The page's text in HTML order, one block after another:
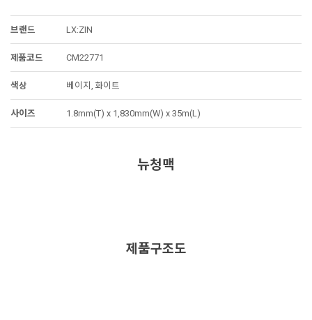
브랜드 LX:ZIN
제품코드 CM22771
색상 베이지, 화이트
사이즈 1.8mm(T) x 1,830mm(W) x 35m(L)
뉴청맥
제품구조도